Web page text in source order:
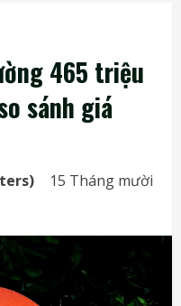
465 triệu
sánh giá
15 Tháng mười